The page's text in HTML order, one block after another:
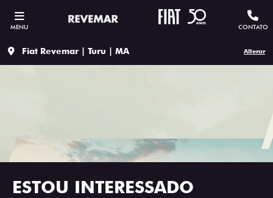
MENU CONTATO
Fiat Revemar | Turu | MA Alterar
ESTOU INTERESSADO